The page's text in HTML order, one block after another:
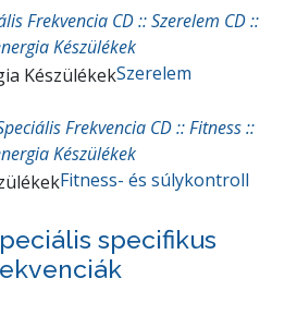
Szerelem
Fitness- és súlykontroll
specifikus